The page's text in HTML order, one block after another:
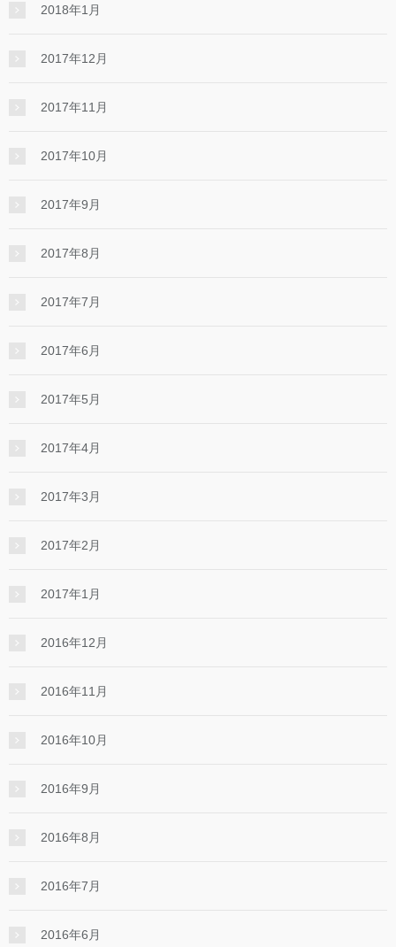
2018年1月
2017年12月
2017年11月
2017年10月
2017年9月
2017年8月
2017年7月
2017年6月
2017年5月
2017年4月
2017年3月
2017年2月
2017年1月
2016年12月
2016年11月
2016年10月
2016年9月
2016年8月
2016年7月
2016年6月